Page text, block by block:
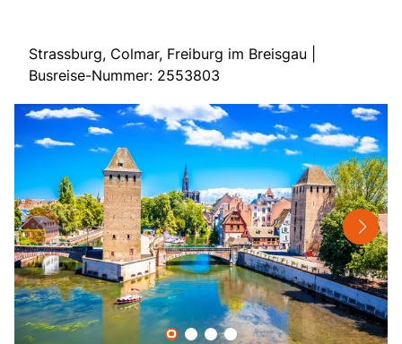
Start
Mehrtagesreisen
Tagesfahrten
Bus anmieten
Nahverkehr
Kataloge
Kontakt
Strassburg, Colmar, Freiburg im Breisgau |
Busreise-Nummer: 2553803